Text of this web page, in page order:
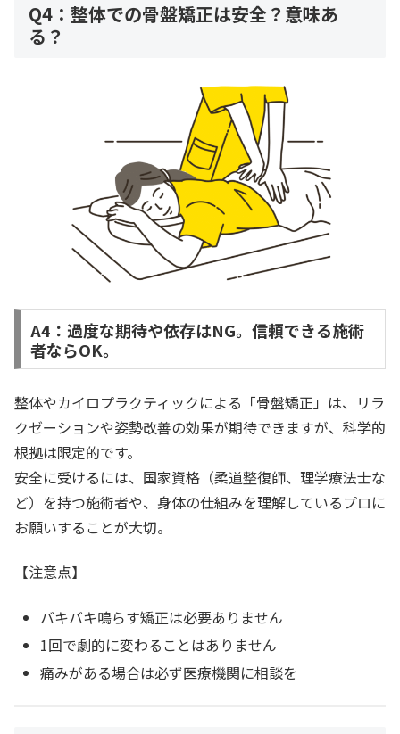
Q4：整体での骨盤矯正は安全？意味あ
る？
A4：過度な期待や依存はNG。信頼できる施術
者ならOK。
整体やカイロプラクティックによる「骨盤矯正」は、リラ
クゼーションや姿勢改善の効果が期待できますが、科学的
根拠は限定的です。
安全に受けるには、国家資格（柔道整復師、理学療法士な
ど）を持つ施術者や、身体の仕組みを理解しているプロに
お願いすることが大切。
【注意点】
バキバキ鳴らす矯正は必要ありません
1回で劇的に変わることはありません
痛みがある場合は必ず医療機関に相談を